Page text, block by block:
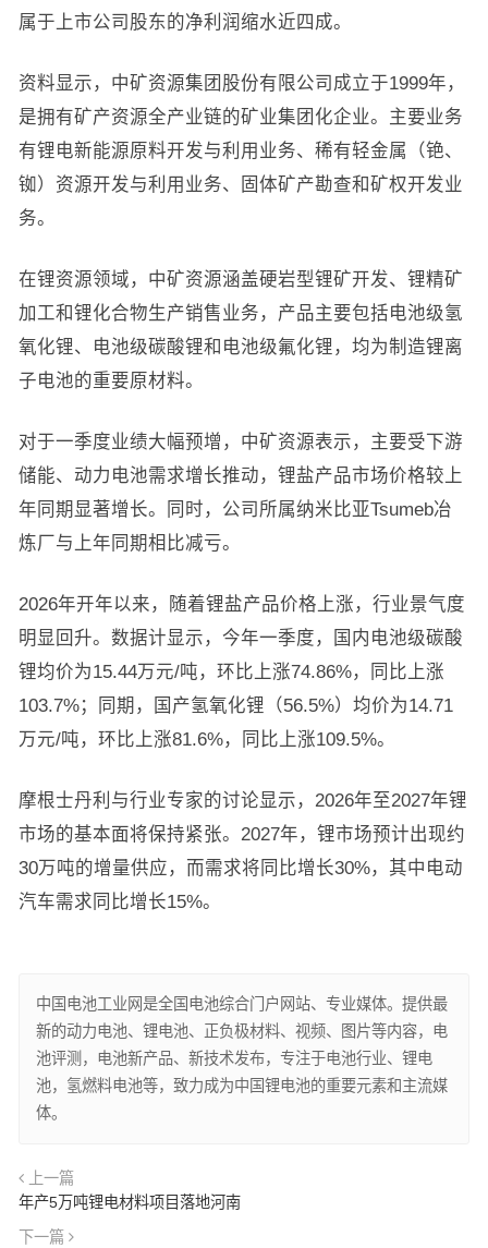
属于上市公司股东的净利润缩水近四成。
资料显示，中矿资源集团股份有限公司成立于1999年，
是拥有矿产资源全产业链的矿业集团化企业。主要业务
有锂电新能源原料开发与利用业务、稀有轻金属（铯、
铷）资源开发与利用业务、固体矿产勘查和矿权开发业
务。
在锂资源领域，中矿资源涵盖硬岩型锂矿开发、锂精矿
加工和锂化合物生产销售业务，产品主要包括电池级氢
氧化锂、电池级碳酸锂和电池级氟化锂，均为制造锂离
子电池的重要原材料。
对于一季度业绩大幅预增，中矿资源表示，主要受下游
储能、动力电池需求增长推动，锂盐产品市场价格较上
年同期显著增长。同时，公司所属纳米比亚Tsumeb冶
炼厂与上年同期相比减亏。
2026年开年以来，随着锂盐产品价格上涨，行业景气度
明显回升。数据计显示，今年一季度，国内电池级碳酸
锂均价为15.44万元/吨，环比上涨74.86%，同比上涨
103.7%；同期，国产氢氧化锂（56.5%）均价为14.71
万元/吨，环比上涨81.6%，同比上涨109.5%。
摩根士丹利与行业专家的讨论显示，2026年至2027年锂
市场的基本面将保持紧张。2027年，锂市场预计出现约
30万吨的增量供应，而需求将同比增长30%，其中电动
汽车需求同比增长15%。
中国电池工业网是全国电池综合门户网站、专业媒体。提供最
新的动力电池、锂电池、正负极材料、视频、图片等内容，电
池评测，电池新产品、新技术发布，专注于电池行业、锂电
池，氢燃料电池等，致力成为中国锂电池的重要元素和主流媒
体。
上一篇
年产5万吨锂电材料项目落地河南
下一篇